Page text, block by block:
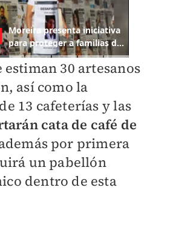
estiman 30 artesanos
así como la
13 cafeterías y las
cata de café de
por primera
un pabellón
dentro de esta